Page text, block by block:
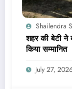
Shailendra
शहर की बेटी ने
किया सम्मानित
July 27,